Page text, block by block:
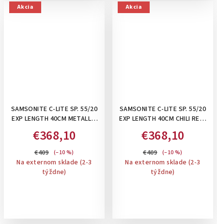
Akcia
SAMSONITE C-LITE SP. 55/20
EXP LENGTH 40CM METALLIC
ROZŠÍRITEĽNÝ 36/42 L
€368,10
€409 (–10 %)
Na externom sklade (2-3
týždne)
Akcia
SAMSONITE C-LITE SP. 55/20
EXP LENGTH 40CM CHILI RED-
ROZŠÍRITEĽNÝ 36/42 L
€368,10
€409 (–10 %)
Na externom sklade (2-3
týždne)